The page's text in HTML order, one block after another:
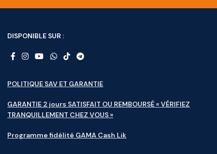
DISPONIBLE SUR :
POLITIQUE SAV ET GARANTIE
GARANTIE 2 jours SATISFAIT OU REMBOURSÉ « VÉRIFIEZ
TRANQUILLEMENT CHEZ VOUS »
Programme fidélité GAMA Cash Lik